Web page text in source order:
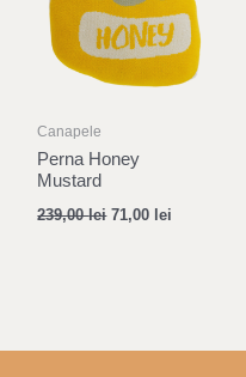
Canapele
Perna Honey
Mustard
239,00lei 71,00 lei